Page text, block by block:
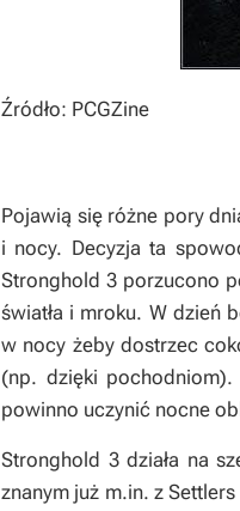
Źródło: PCGZine
Pojawią się różne pory
i nocy. Decyzja ta
Stronghold 3porzucono
światła i mroku. W dzień
w nocy żeby dostrzec
(np. dzięki pochodniom).
powinno uczynić nocne
Stronghold 3działa na
znanym już m.in. zSettlers